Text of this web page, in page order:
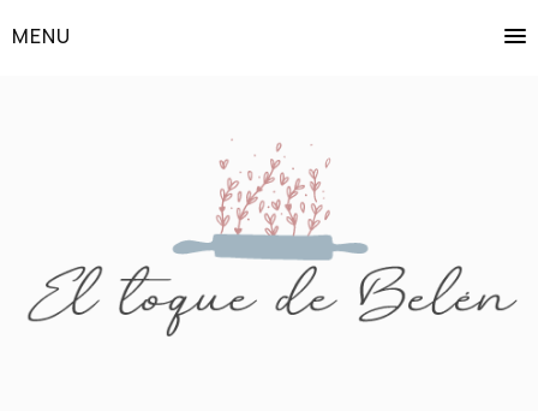
MENU